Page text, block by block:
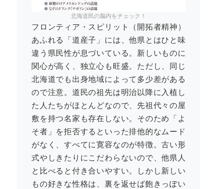
北海道民の脳内をチェック！
フロンティア・スピリット（開拓者精神）
あふれる「道産子」には、他県とはひと味
違う県民性が息づいている。新しいものに
関心が高く、独立心も旺盛。ただし、同じ
北海道でも出身地域によって多少差がある
ので注意。道民の祖先は明治以降に入植し
た人たちがほとんどなので、先祖代々の屋
敷を持つ名家も存在しない。そのため「よ
そ者」を拒否するといった排他的なムード
がなく、すべてに寛容なのが特徴。古い形
式やしきたりにこだわらないので、他県人
と比べると付き合いやすい。しかし新しい
もの好きな性格は、裏を返せば飽きっぽい